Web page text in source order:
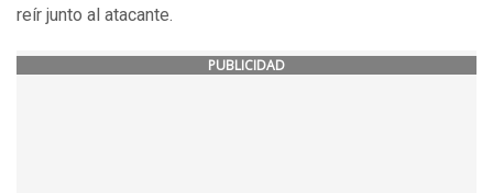
reír junto al atacante.
PUBLICIDAD